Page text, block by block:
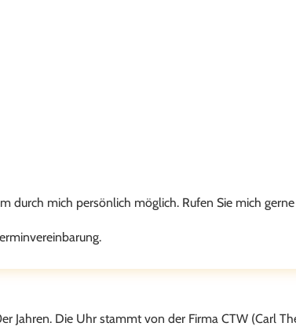
durch mich persönlich möglich. Rufen Sie mich
Jahren. Die Uhr stammt von der Firma CTW (Carl